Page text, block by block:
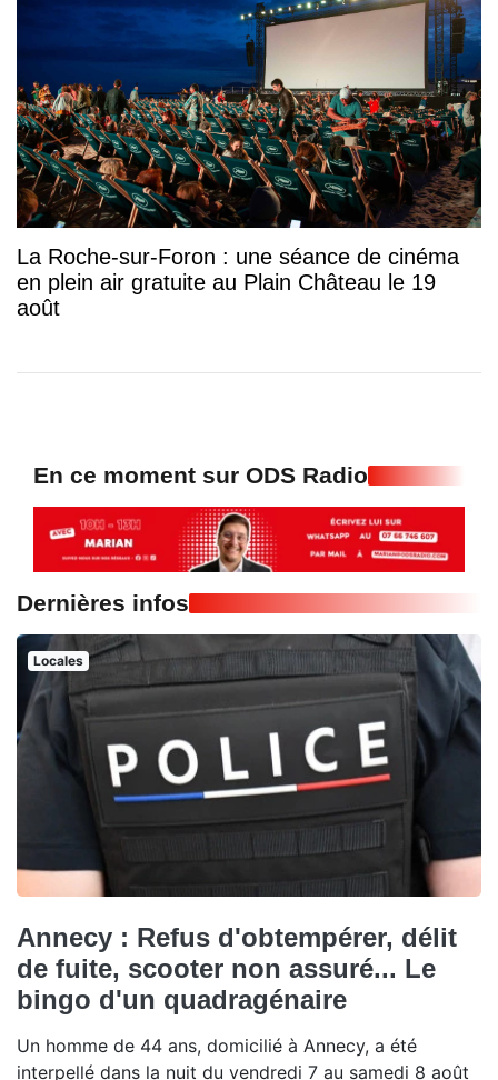
La Roche-sur-Foron : une séance de cinéma
en plein air gratuite au Plain Château le 19
août
En ce moment sur ODS Radio
Dernières infos
Locales
Annecy : Refus d'obtempérer, délit
de fuite, scooter non assuré... Le
bingo d'un quadragénaire
Un homme de 44 ans, domicilié à Annecy, a été
interpellé dans la nuit du vendredi 7 au samedi 8 août